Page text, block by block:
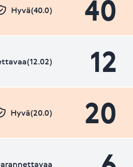
40
Hyvä(40.0)
12
20
Hyvä(20.0)